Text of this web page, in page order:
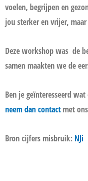
voelen, begrijpen en
jou sterker en vrijer,
Deze workshop was de
samen maakten we de
Ben je geïnteresseerd
neem dan contact met
Bron cijfers misbruik: NJi